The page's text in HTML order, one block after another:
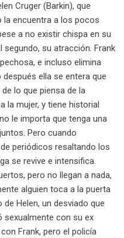
Cruger (Barkin), que
la encuentra a los pocos
a no existir chispa en su
su atracción. Frank
e incluso elimina
ella se entera que
lo que piensa de la
la mujer, y tiene historial
le importa que tenga una
Pero cuando
periódicos resaltando los
se revive e intensifica.
pero no llegan a nada,
alguien toca a la puerta
Helen, un desviado que
sexualmente con su ex
Frank, pero el policía